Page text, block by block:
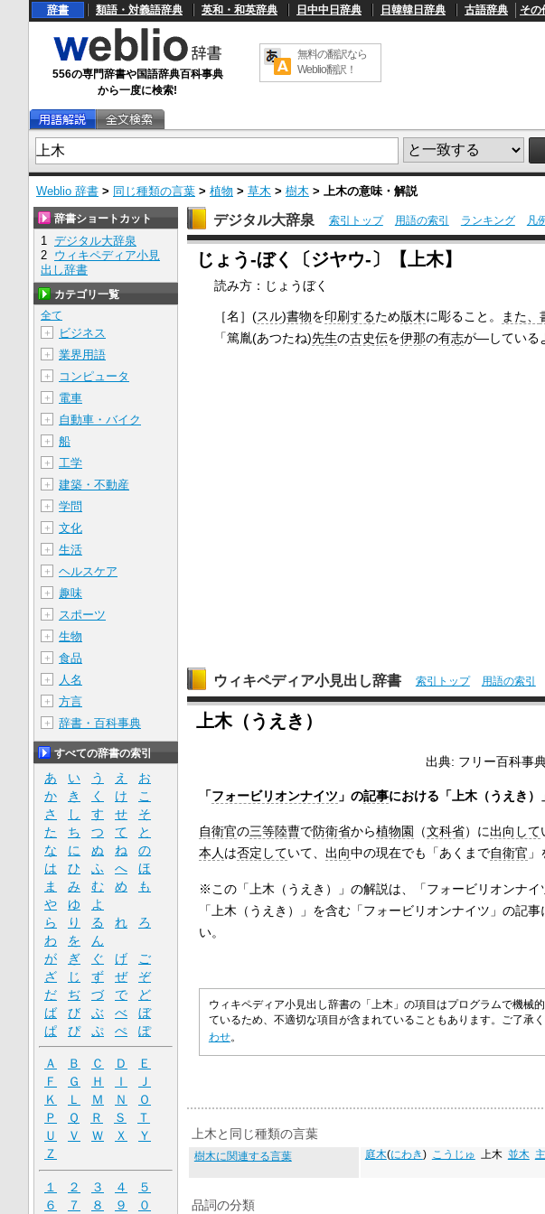
辞書 類語・対義語辞典 英和・和英辞典 日中中日辞典 日韓韓日辞典 古語辞典 そ
556の専門辞書や国語辞典百科事典
から一度に検索!
無料の翻訳なら
Weblio翻訳！
Weblio 辞書 > 同じ種類の言葉 > 植物 > 草木 > 樹木 > 上木の意味・解説
U
n
e
/
L
:
4
9
デジタル大辞泉 索引トップ 用語の索引 ランキング 凡
じょう‐ぼく〔ジヤウ‐〕【上木】
読み方：じょうぼく
［名］(スル)書物を印刷するため版木に彫ること。 また、
「篤胤(あつたね)先生の古史伝を伊那の有志が―している
ウィキペディア小見出し辞書 索引トップ 用語の索引
上木（うえき）
出典: フリー百科事
「フォービリオンナイツ 」の記事における「上木（うえき）
自衛官の三等陸曹で防衛省から植物園 （文科省）に出向して
本人 は否定していて、 出向中の現在でも「あくまで自衛官 」
※この「上木（うえき）」の解説は、「フォービリオンナイ
「上木（うえき）」を含む「フォービリオンナイツ」の記事
い。
ウィキペディア小見出し辞書の「上木」の項目はプログラムで機械
ているため、不適切な項目が含まれていることもあります。ご了承
わせ。
上木と同じ種類の言葉
樹木に関連する言葉 庭木(にわき) こうじゅ 上木 並木
品詞の分類
辞書ショートカット
1 デジタル大辞泉
2 ウィキペディア小見
出し辞書
カテゴリ一覧
全て
＋
ビジネス
＋ 業界用語
＋ コンピュータ
＋ 電車
＋ 自動車・バイク
＋ 船
＋ 工学
＋ 建築・不動産
＋ 学問
＋ 文化
＋ 生活
＋ ヘルスケア
＋ 趣味
＋ スポーツ
＋ 生物
＋ 食品
＋ 人名
＋ 方言
＋ 辞書・百科事典
すべての辞書の索引
あ い う え
お
か
き く け
こ
さ
し す せ
そ
た
ち つ て
と
な
に ぬ ね
の
は
ひ ふ へ
ほ
ま
み む め
も
や
ゆ
よ
ら
り る れ
ろ
わ
を
ん
が
ぎ ぐ げ
ご
ざ
じ ず ぜ
ぞ
だ
ぢ づ で
ど
ば
び ぶ べ
ぼ
ぱ
ぴ ぷ ぺ ぽ
Ａ Ｂ Ｃ Ｄ
Ｅ
Ｆ
Ｇ Ｈ Ｉ
Ｊ
Ｋ
Ｌ Ｍ Ｎ
Ｏ
Ｐ
Ｑ Ｒ Ｓ
Ｔ
Ｕ
Ｖ Ｗ Ｘ
Ｙ
Ｚ
１ ２ ３ ４
５
６
７ ８ ９ ０